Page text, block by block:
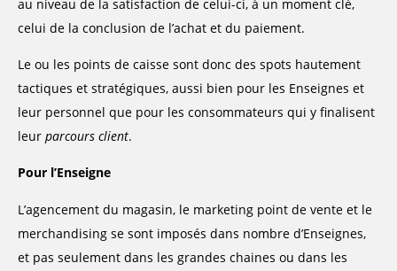
au niveau de la satisfaction de celui-ci, à un moment clé,
celui de la conclusion de l’achat et du paiement.
Le ou les points de caisse sont donc des spots hautement
tactiques et stratégiques, aussi bien pour les Enseignes et
leur personnel que pour les consommateurs qui y finalisent
leur parcours client.
Pour l’Enseigne
L’agencement du magasin, le marketing point de vente et le
merchandising se sont imposés dans nombre d’Enseignes,
et pas seulement dans les grandes chaines ou dans les